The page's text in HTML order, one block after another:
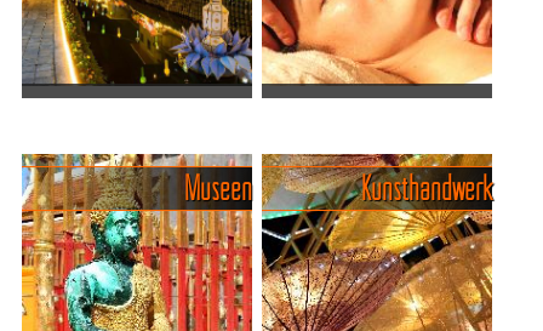
und Märkte. Wer ein
bisschen rausfährt, landet
mitt...
und tierisch charmanten
Begegnungen. Ob Pandas
im ...
Das Khlong Mae Kha Canal
Village in Chiang Mai ist ein
beeindruckendes Beispiel
für gelungene
Stadtentwicklung und
nachhaltige Erneuerung.
"Sabai, Sabai" ist ein
thailändischer Ausdruck, der
Innere Ruhe, Entspannung,
Gesundheit, Glück,
Gelassenheit und
Wohlbefinden bedeutet. In
Museen Kunsthandwerk